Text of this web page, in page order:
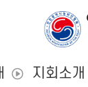
지회소개